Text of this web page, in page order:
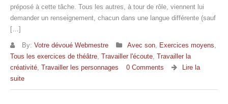
préposé à cette tâche. Tous les autres, à tour de rôle, viennent lui
demander un renseignement, chacun dans une langue différente (sauf
[…]
By: Votre dévoué Webmestre Avec son, Exercices moyens,
Tous les exercices de théâtre, Travailler l'écoute, Travailler la
créativité, Travailler les personnages 0 Comments
Lire la
suite